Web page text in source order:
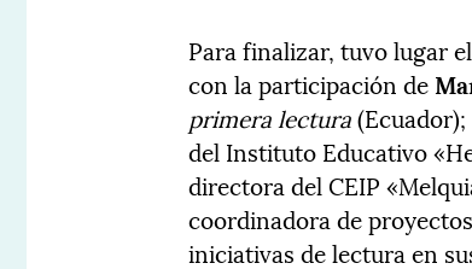
Para finalizar, tuvo lugar
con la participación de
primera lectura
del Instituto Educativo
directora del CEIP
coordinadora de
iniciativas de lectura en